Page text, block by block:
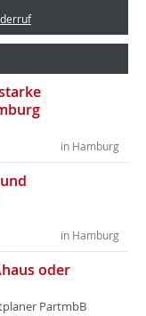
in Hamburg
in Hamburg
oder
PartmbB